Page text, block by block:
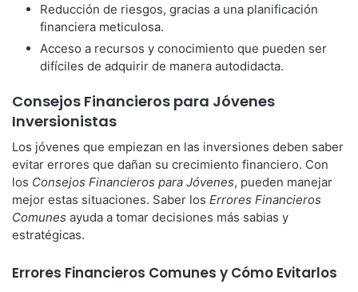
Reducción de riesgos, gracias a una planificación
financiera meticulosa.
Acceso a recursos y conocimiento que pueden ser
difíciles de adquirir de manera autodidacta.
Consejos Financieros para Jóvenes
Inversionistas
Los jóvenes que empiezan en las inversiones deben saber
evitar errores que dañan su crecimiento financiero. Con
los Consejos Financieros para Jóvenes, pueden manejar
mejor estas situaciones. Saber los Errores Financieros
Comunes ayuda a tomar decisiones más sabias y
estratégicas.
Errores Financieros Comunes y Cómo Evitarlos